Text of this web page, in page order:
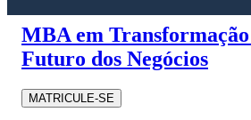
MBA em
Futuro dos Negócios
MATRICULE-SE